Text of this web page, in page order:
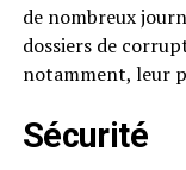
de nombreux
dossiers de
notamment, leur
Sécurité